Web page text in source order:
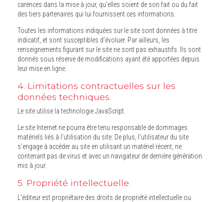
carences dans la mise à jour, qu’elles soient de son fait ou du fait
des tiers partenaires qui lui fournissent ces informations.
Toutes les informations indiquées sur le site sont données à titre
indicatif, et sont susceptibles d’évoluer. Par ailleurs, les
renseignements figurant sur le site ne sont pas exhaustifs. Ils sont
donnés sous réserve de modifications ayant été apportées depuis
leur mise en ligne.
4. Limitations contractuelles sur les
données techniques.
Le site utilise la technologie JavaScript.
Le site Internet ne pourra être tenu responsable de dommages
matériels liés à l’utilisation du site. De plus, l’utilisateur du site
s’engage à accéder au site en utilisant un matériel récent, ne
contenant pas de virus et avec un navigateur de dernière génération
mis à jour.
5. Propriété intellectuelle.
L'éditeur est propriétaire des droits de propriété intellectuelle ou